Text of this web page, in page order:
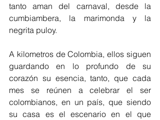
tanto aman del carnaval, desde la
cumbiambera, la marimonda y la
negrita puloy.
A kilometros de Colombia, ellos siguen
guardando en lo profundo de su
corazón su esencia, tanto, que cada
mes se reúnen a celebrar el ser
colombianos, en un país, que siendo
su casa es el escenario en el que